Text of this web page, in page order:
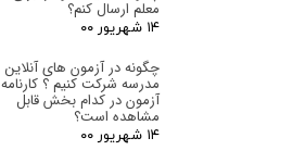
معلم ارسال کنم؟
۱۴ شهریور ۰۰
چگونه در آزمون های آنلاین
مدرسه شرکت کنیم ؟ کارنامه
آزمون در کدام بخش قابل
مشاهده است؟
۱۴ شهریور ۰۰